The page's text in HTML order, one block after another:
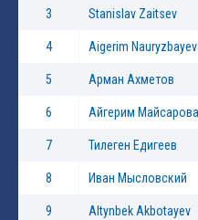
3 Stanislav Zaitsev
4 Aigerim
5 Арман Ахметов
6 Айгерим Майсарова
7 Тилеген Едигеев
8 Иван Мысловский
9 Altynbek Akbotayev